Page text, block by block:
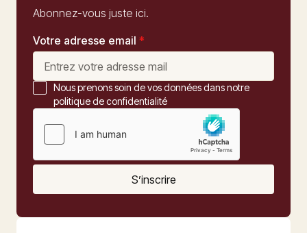
Abonnez-vous juste ici.
Votre adresse email *
Nous prenons soin de vos données dans notre
politique de confidentialité
S’inscrire